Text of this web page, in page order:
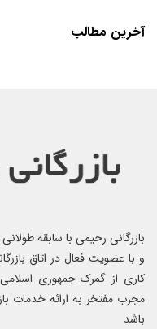
آخرین مطالب
بازرگانی رحیمی با سابقه
و با عضویت فعال در اتاق
کاری از گمرک جمهوری اسلامی
مجرب مفتخر به ارائه خدمات
باشد